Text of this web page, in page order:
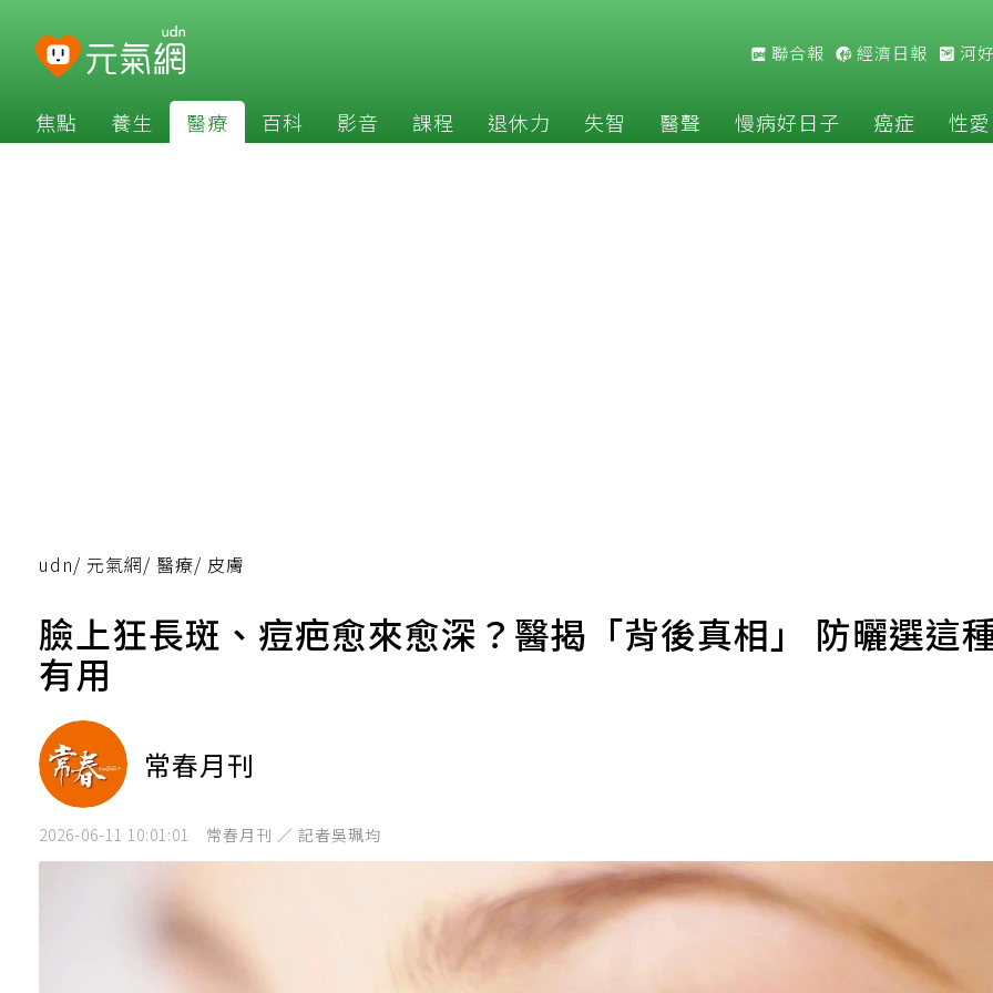
聯合報 經濟日報 河
焦點 養生 醫療 百科 影音 課程 退休力 失智 醫聲 慢病好日子 癌症 性愛
udn/ 元氣網/ 醫療/ 皮膚
臉上狂長斑、痘疤愈來愈深？醫揭「背後真相」 防曬選這
有用
常春月刊
2026-06-11 10:01:01 常春月刊 ／ 記者吳珮均